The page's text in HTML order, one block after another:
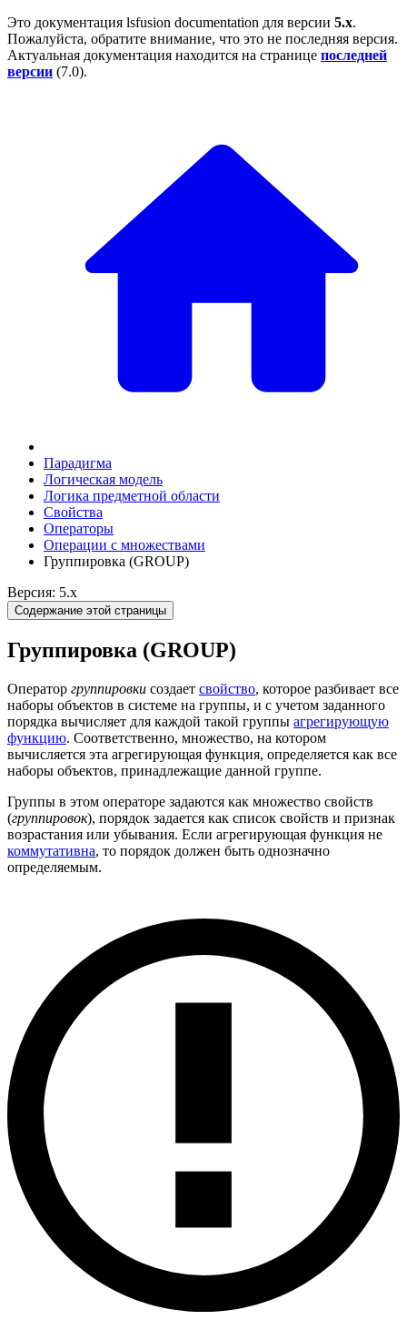
Это документация lsfusion documentation для версии 5.x.
Пожалуйста, обратите внимание, что это не последняя версия.
Актуальная документация находится на странице последней
версии (7.0).
Парадигма
Логическая модель
Логика предметной области
Свойства
Операторы
Операции с множествами
Группировка (GROUP)
Версия: 5.x
Содержание этой страницы
Группировка (GROUP)
Оператор группировки создает свойство, которое разбивает все
наборы объектов в системе на группы, и с учетом заданного
порядка вычисляет для каждой такой группы агрегирующую
функцию. Соответственно, множество, на котором
вычисляется эта агрегирующая функция, определяется как все
наборы объектов, принадлежащие данной группе.
Группы в этом операторе задаются как множество свойств
(группировок), порядок задается как список свойств и признак
возрастания или убывания. Если агрегирующая функция не
коммутативна, то порядок должен быть однозначно
определяемым.